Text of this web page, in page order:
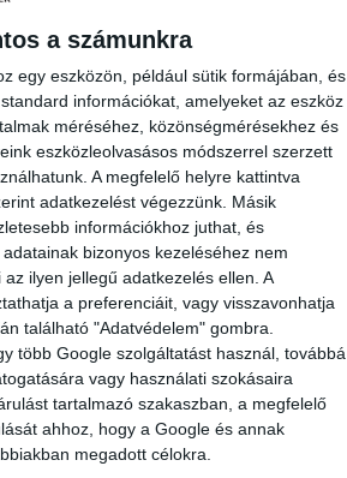
a számunkra
egy eszközön, például sütik formájában, és
információkat, amelyeket az eszköz
méréséhez, közönségmérésekhez és
eszközleolvasásos módszerrel szerzett
A megfelelő helyre kattintva
adatkezelést végezzünk. Másik
információkhoz juthat, és
bizonyos kezeléséhez nem
ilyen jellegű adatkezelés ellen. A
a preferenciáit, vagy visszavonhatja
található "Adatvédelem" gombra.
több Google szolgáltatást használ, továbbá
vagy használati szokásaira
tartalmazó szakaszban, a megfelelő
ahhoz, hogy a Google és annak
megadott célokra.
és stratégiai partnere, az
EV Technology Co., Ltd.-et, amely
szedánt. A Beyond Zero
ugyancsak közreműködő
a Toyota megépítette és bemutatta
Priust. A két vállalat együtt több
hajtásláncok terén, és ez lehetővé
lépjen piacra.
kevesebb helyet foglalnak
pedig nem rövidíti, ha 100%-ra
80%-os töltöttséget tekintenek
hatótávolság meghaladja a 600
a Toyota garantálja, hogy